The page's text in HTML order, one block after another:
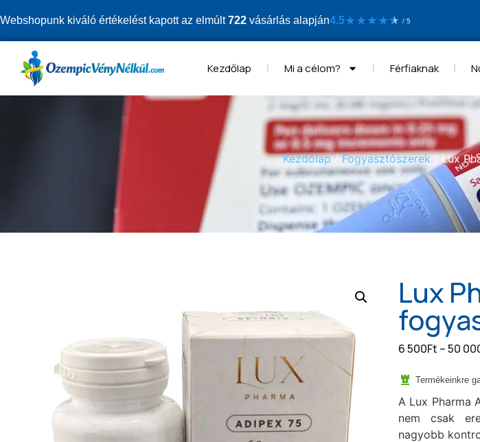
Webshopunk kiváló értékelést kapott az elmúlt722 vásárlás alapján4.5★★★★★
★ / 5
Kezdőlap Mi a célom? Férfiaknak
Kezdőlap/Fogyasztószerek/ Lux
Lux
6 500Ft –50
Termékeinkre
A Lux Pharma
nem csak
nagyobb